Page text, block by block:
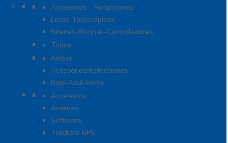
Accesorios para Motocicleta
Accesorios – Refacciones
Luces Telescópicas
Sirenas-Bocinas-Controladores
Barras para Interior
Todos
Estrobos/Giratorias
Ámbar
Accesorios/Refacciones
Rojo-Azul-Verde
IoT, GPS y Telemática
Accesorios
Antenas
Software
Trackers GPS